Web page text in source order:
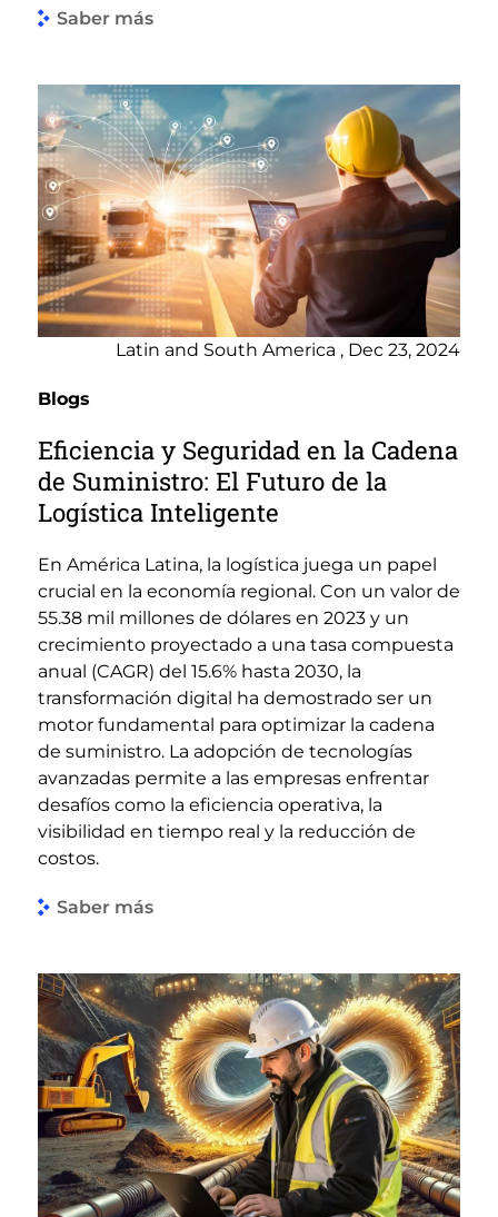
Saber más
Latin and South America , Dec 23, 2024
Blogs
Eficiencia y Seguridad en la Cadena
de Suministro: El Futuro de la
Logística Inteligente
En América Latina, la logística juega un papel
crucial en la economía regional. Con un valor de
55.38 mil millones de dólares en 2023 y un
crecimiento proyectado a una tasa compuesta
anual (CAGR) del 15.6% hasta 2030​​, la
transformación digital ha demostrado ser un
motor fundamental para optimizar la cadena
de suministro. La adopción de tecnologías
avanzadas permite a las empresas enfrentar
desafíos como la eficiencia operativa, la
visibilidad en tiempo real y la reducción de
costos.
Saber más